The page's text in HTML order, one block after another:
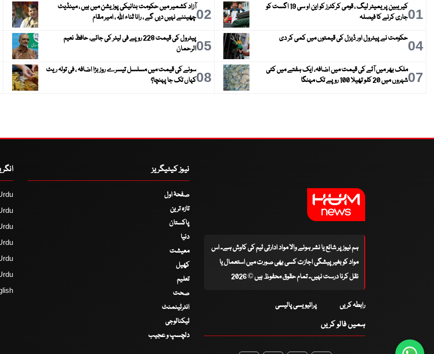
01
کیریبین پریمیئر لیگ ، قومی کرکٹرز کو این او سی 19 اگست کو
جاری کرنے کا فیصلہ
02آزاد کشمیر میں حکومت بنانیکی پوزیشن میں ہیں ، مینڈیٹ
چھیننے نہیں دیں گے ، رانا ثناء اللہ ، امیر مقام
04حکومت نے پیٹرول اور ڈیزل کی قیمتوں میں کمی کر دی 05
پیٹرول کی قیمت 228 روپے فی لیٹر کی جائے، حافظ نعیم
الرحمان
07ملک بھر میں آٹے کی قیمت میں اضافہ، ایک ہفتے میں کئی
شہروں میں 20 کلو تھیلا 100 روپے تک مہنگا
08سونے کی قیمت میں مسلسل تیسرے روز بڑا اضافہ ، فی تولہ ریٹ
کہاں تک جا پہنچا؟
ہم نیوز پر شائع یا نشر ہونے والا مواد ادارتی ٹیم کی کاوش ہے۔ اس
مواد کو بغیر پیشگی اجازت کسی بھی صورت میں استعمال یا
نقل کرنا درست نہیں۔ تمام حقوق محفوظ ہیں © 2026
رابطہ کریں پرائیویسی پالیسی
ہمیں فالو کریں
نیوز کیٹیگریز
صفحۂ اول
تازہ ترین
پاکستان
دنیا
معیشت
کھیل
تعلیم
صحت
انٹرٹینمنٹ
ٹیکنالوجی
دلچسپ و عجیب